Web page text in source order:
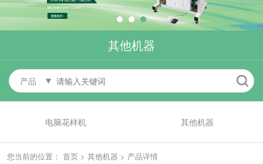
其他机器
产品
电脑花样机 其他机器
您当前的位置： 首页 > 其他机器 > 产品详情